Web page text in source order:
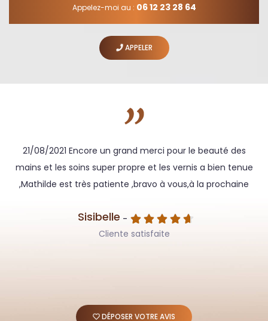
Appelez-moi au : 06 12 23 28 64
APPELER
21/08/2021 Encore un grand merci pour le beauté des
mains et les soins super propre et les vernis a bien tenue
,Mathilde est très patiente ,bravo à vous,à la prochaine
Sisibelle -
Cliente satisfaite
DÉPOSER VOTRE AVIS